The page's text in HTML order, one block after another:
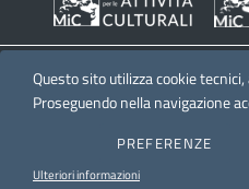
© 2026 Direzione
Questo sito utilizza cookie
Proseguendo nella navigazione
PREFERENZE
Ulteriori informazioni